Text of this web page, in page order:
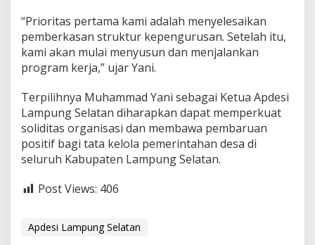
“Prioritas pertama kami adalah menyelesaikan
pemberkasan struktur kepengurusan. Setelah itu,
kami akan mulai menyusun dan menjalankan
program kerja,” ujar Yani.
Terpilihnya Muhammad Yani sebagai Ketua Apdesi
Lampung Selatan diharapkan dapat memperkuat
soliditas organisasi dan membawa pembaruan
positif bagi tata kelola pemerintahan desa di
seluruh Kabupaten Lampung Selatan.
Post Views: 406
Apdesi Lampung Selatan